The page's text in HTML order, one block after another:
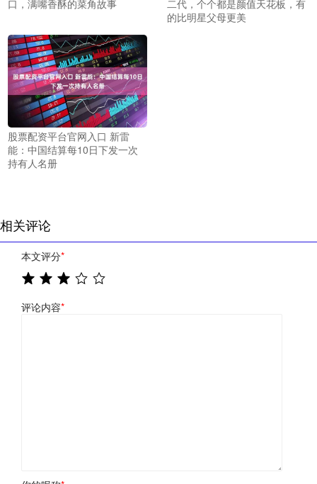
口，满嘴香酥的菜角故事
二代，个个都是颜值天花板，有
的比明星父母更美
股票配资平台官网入口 新雷
能：中国结算每10日下发一次
持有人名册
相关评论
本文评分*
评论内容*